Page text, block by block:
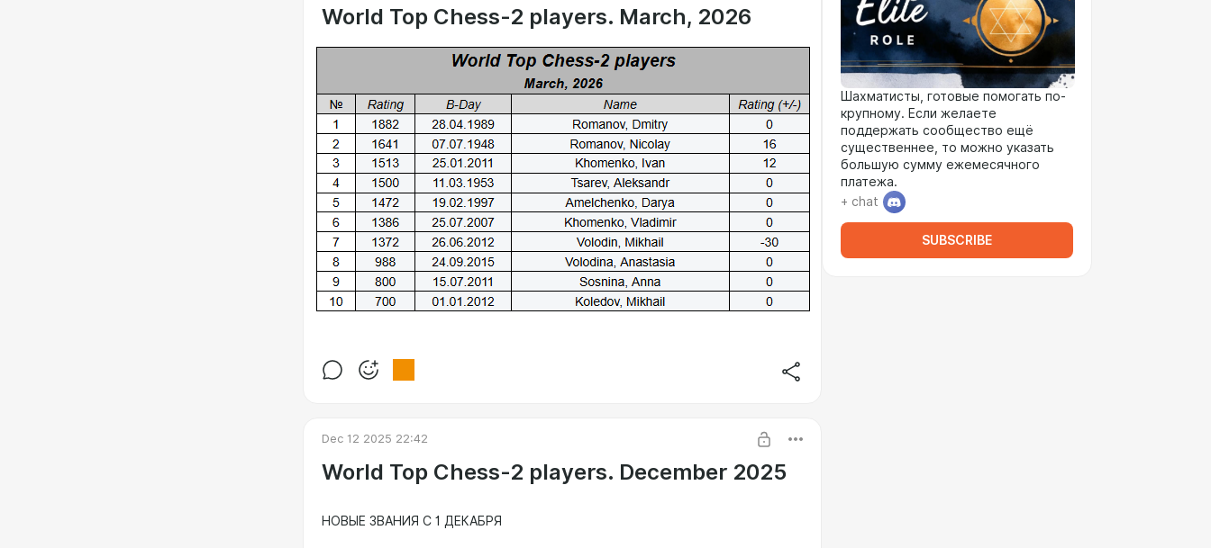
World Top Chess-2 players. March, 2026
Dec 12 2025 22:42
World Top Chess-2 players. December 2025
НОВЫЕ ЗВАНИЯ С 1 ДЕКАБРЯ
Шахматисты, готовые помогать по-
крупному. Если желаете
поддержать сообщество ещё
существеннее, то можно указать
большую сумму ежемесячного
платежа.
+ chat
SUBSCRIBE